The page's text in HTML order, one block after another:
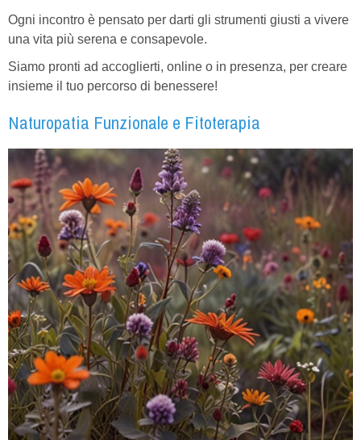
Ogni incontro è pensato per darti gli strumenti giusti a vivere
una vita più serena e consapevole.
Siamo pronti ad accoglierti, online o in presenza, per creare
insieme il tuo percorso di benessere!
Naturopatia Funzionale e Fitoterapia